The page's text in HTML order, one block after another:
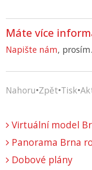
Máte více
Napište nám,
Nahoru•Zpět•Tisk•
Virtuální model
Panorama Brna
Dobové plány